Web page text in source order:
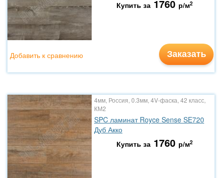
Купить за 1760 р/м2
Заказать
Добавить к сравнению
4мм, Россия, 0.3мм, 4V-фаска, 42 класс,
КМ2
SPC ламинат Royce Sense SE720
Дуб Акко
Купить за 1760 р/м2